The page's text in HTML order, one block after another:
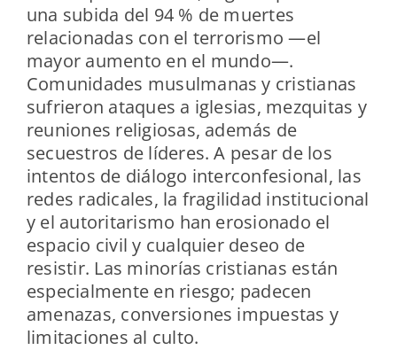
una subida del 94 % de muertes
relacionadas con el terrorismo —el
mayor aumento en el mundo—.
Comunidades musulmanas y cristianas
sufrieron ataques a iglesias, mezquitas y
reuniones religiosas, además de
secuestros de líderes. A pesar de los
intentos de diálogo interconfesional, las
redes radicales, la fragilidad institucional
y el autoritarismo han erosionado el
espacio civil y cualquier deseo de
resistir. Las minorías cristianas están
especialmente en riesgo; padecen
amenazas, conversiones impuestas y
limitaciones al culto.